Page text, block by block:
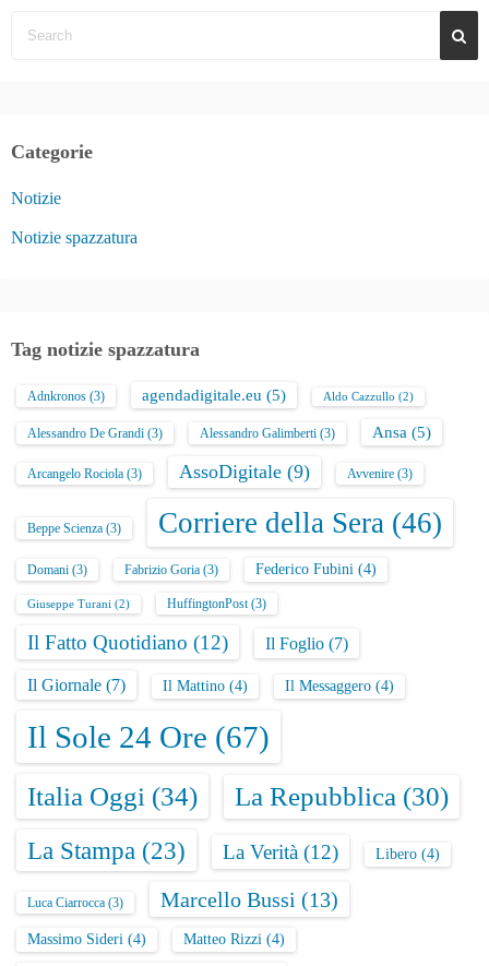
Categorie
Notizie
Notizie spazzatura
Tag notizie spazzatura
Adnkronos (3) agendadigitale.eu (5) Aldo Cazzullo (2)
Alessandro De Grandi (3) Alessandro Galimberti (3) Ansa (5)
Arcangelo Rociola (3) AssoDigitale (9) Avvenire (3)
Beppe Scienza (3) Corriere della Sera (46)
Domani (3) Fabrizio Goria (3) Federico Fubini (4)
Giuseppe Turani (2) HuffingtonPost(3)
Il Fatto Quotidiano (12) Il Foglio (7)
Il Giornale (7) Il Mattino (4) Il Messaggero (4)
Il Sole 24 Ore (67)
Italia Oggi (34) La Repubblica (30)
La Stampa (23) La Verità (12) Libero (4)
Luca Ciarrocca (3) Marcello Bussi (13)
Massimo Sideri (4) Matteo Rizzi (4)